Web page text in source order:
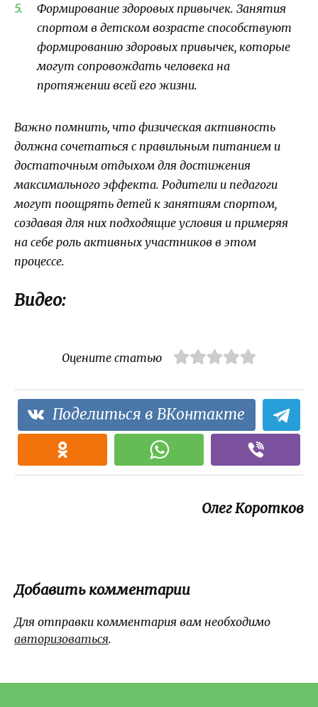
Формирование здоровых привычек. Занятия
спортом в детском возрасте способствуют
формированию здоровых привычек, которые
могут сопровождать человека на
протяжении всей его жизни.
Важно помнить, что физическая активность
должна сочетаться с правильным питанием и
достаточным отдыхом для достижения
максимального эффекта. Родители и педагоги
могут поощрять детей к занятиям спортом,
создавая для них подходящие условия и примеряя
на себе роль активных участников в этом
процессе.
Видео:
Оцените статью
Поделиться в ВКонтакте
Олег Коротков
Добавить комментарии
Для отправки комментария вам необходимо
авторизоваться.